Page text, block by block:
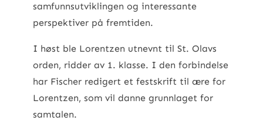
samfunnsutviklingen og interessante
perspektiver på fremtiden.
I høst ble Lorentzen utnevnt til St. Olavs
orden, ridder av 1. klasse. I den forbindelse
har Fischer redigert et festskrift til ære for
Lorentzen, som vil danne grunnlaget for
samtalen.